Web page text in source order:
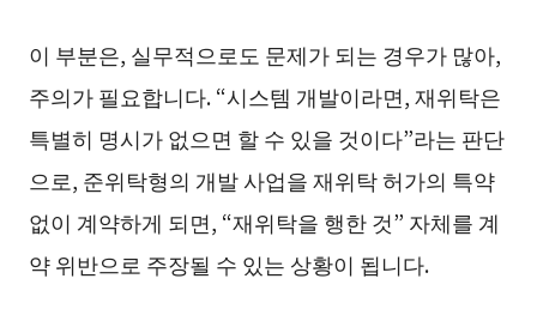
이 부분은, 실무적으로도 문제가 되는 경우가 많아,
주의가 필요합니다. “시스템 개발이라면, 재위탁은
특별히 명시가 없으면 할 수 있을 것이다”라는 판단
으로, 준위탁형의 개발 사업을 재위탁 허가의 특약
없이 계약하게 되면, “재위탁을 행한 것” 자체를 계
약 위반으로 주장될 수 있는 상황이 됩니다.